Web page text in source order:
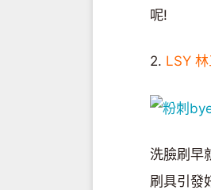
呢!
2. LSY
洗臉刷早
刷具引發